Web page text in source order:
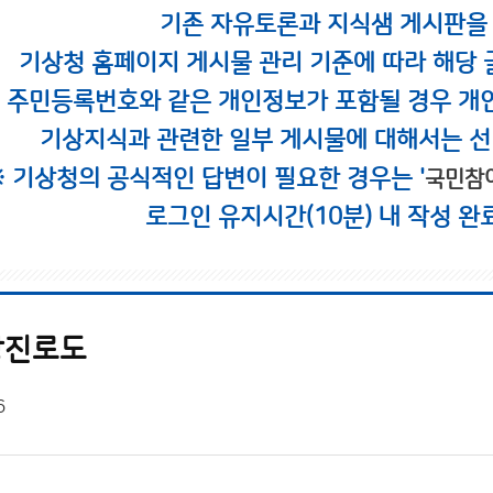
기존 자유토론과 지식샘 게시판
기상청 홈페이지 게시물 관리 기준에 따라 해당
민등록번호와 같은 개인정보가 포함될 경우
기상지식과 관련한 일부 게시물에 대해서는
상청의 공식적인 답변이 필요한 경우는 '국민참
로그인 유지시간(10분) 내 작성 완
로도